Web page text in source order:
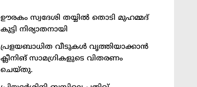
ഊരകം സ്വദേശി തയ്യിൽ തൊടി മുഹമ്മദ്
കുട്ടി നിര്യാതനായി
പ്രളയബാധിത വീടുകൾ വൃത്തിയാക്കാൻ
ക്ലീനിങ് സാമഗ്രികളുടെ വിതരണം
ചെയ്തു.